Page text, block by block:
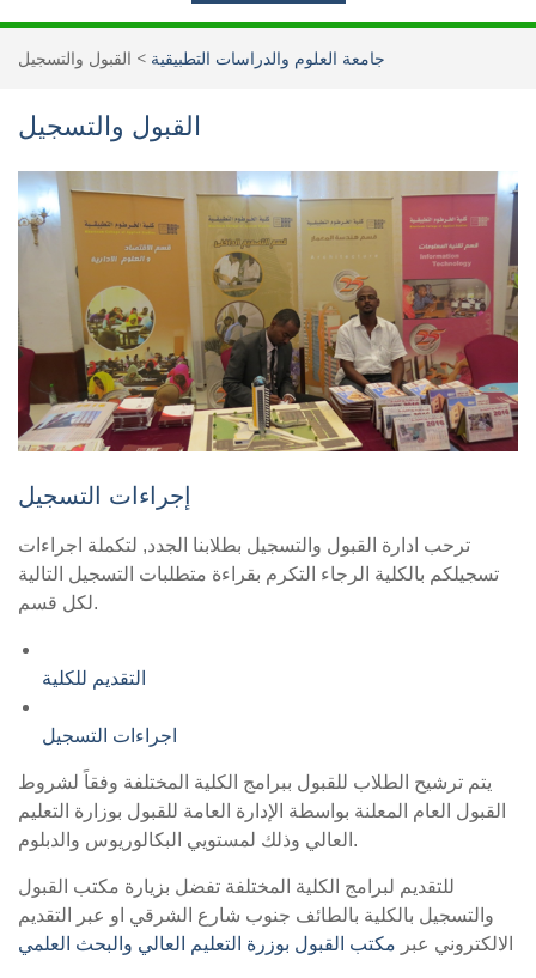
جامعة العلوم والدراسات التطبيقية > القبول والتسجيل
القبول والتسجيل
إجراءات التسجيل
ترحب ادارة القبول والتسجيل بطلابنا الجدد, لتكملة اجراءات
تسجيلكم بالكلية الرجاء التكرم بقراءة متطلبات التسجيل التالية
لكل قسم.
التقديم للكلية
اجراءات التسجيل
يتم ترشيح الطلاب للقبول ببرامج الكلية المختلفة وفقاً لشروط
القبول العام المعلنة بواسطة الإدارة العامة للقبول بوزارة التعليم
العالي وذلك لمستويي البكالوريوس والدبلوم.
للتقديم لبرامج الكلية المختلفة تفضل بزيارة مكتب القبول
والتسجيل بالكلية بالطائف جنوب شارع الشرقي او عبر التقديم
الالكتروني عبر مكتب القبول بوزرة التعليم العالي والبحث العلمي